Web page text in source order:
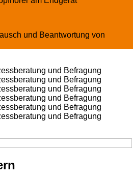
und Beantwortung von